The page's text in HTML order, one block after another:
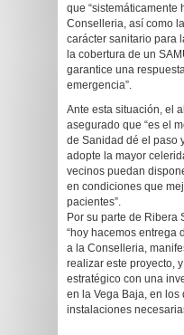
que “sistemáticamente
Conselleria, así como
carácter sanitario para
la cobertura de un
garantice una
emergencia”.
Ante esta situación, el
asegurado que “es el
de Sanidad dé el paso
adopte la mayor
vecinos puedan
en condiciones que
pacientes”.
Por su parte de Ribera
“hoy hacemos entrega
a la Conselleria,
realizar este proyecto,
estratégico con una
en la Vega Baja, en
instalaciones